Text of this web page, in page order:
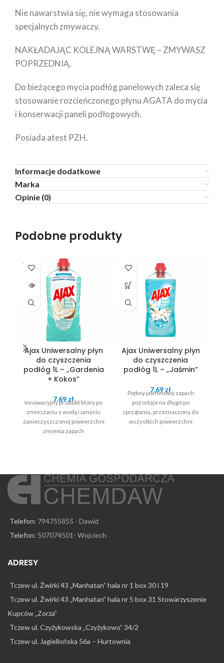
Nie nawarstwia się, nie wymaga stosowania
specjalnych zmywaczy.
NAKŁADAJĄC KOLEJNĄ WARSTWĘ – ZMYWASZ
POPRZEDNIĄ.
Do bieżącego mycia podłóg panelowych zaleca się
stosowanie rozcieńczonego płynu AGATA do mycia
i konserwacji paneli podłogowych.
Posiada atest PZH.
Informacje dodatkowe
Marka
Opinie (0)
Podobne produkty
SOLD
OUT
Ajax Uniwersalny płyn
do czyszczenia
podłóg 1L – „Gardenia
+ Kokos”
7.69zł
Innowacyjny produkt który po
zmieszaniu z wodą i umyciu
zanieczyszczonej powierzchni
zmienia zapach
Ajax Uniwersalny płyn
do czyszczenia
podłóg 1L – „Jaśmin”
7.69zł
Piękny jaśminowy zapach
pozostaje na długo po
sprzątaniu, przeznaczony do
wszystkich powierzchni
Telefon: 794755855 - Dawid
Telefon: 507074501- Wojciech
ADRESY
Tczew ul. Żwirki 43 „Manhatan” hala nr 1 box 30 i 19
Tczew ul. Żwirki 43 „Manhatan” hala nr 5 box 31 Stowarzyszenie
Kupców „Zorza”
Tczew ul. Czyżykowska „Czyżykowo” 34/2
Tczew ul. Jagiellońska 56a – Hurtownia